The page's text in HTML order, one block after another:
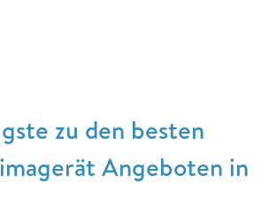
zu den besten
Angeboten in